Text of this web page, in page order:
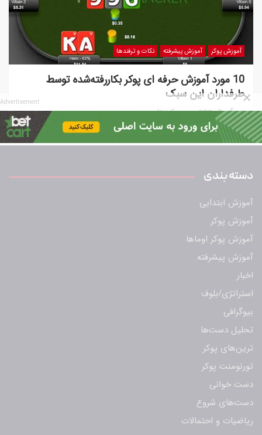
آموزش پوکر آموزش پیشرفته نکات و ترفندها
10 مورد آموزش حرفه ای پوکر بکاررفته‌شده توسط
طرفداران این سبک
5 سال ago پوکرستان
دسته بندی
آموزش ابتدایی
آموزش پوکر
آموزش پوکر اوماها
آموزش پیشرفته
اخبار
استراتژی/بلوف
بیوگرافی
تحلیل دست‌ها
ترین‌های پوکر
تورنومنت پوکر
دست خوانی
دست‌های شروع
ریاضیات و احتمالات
Advertisement